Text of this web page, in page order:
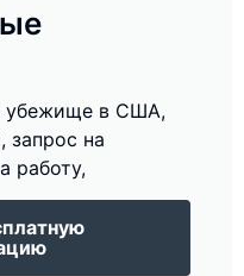
убежище в США,
запрос на
работу,